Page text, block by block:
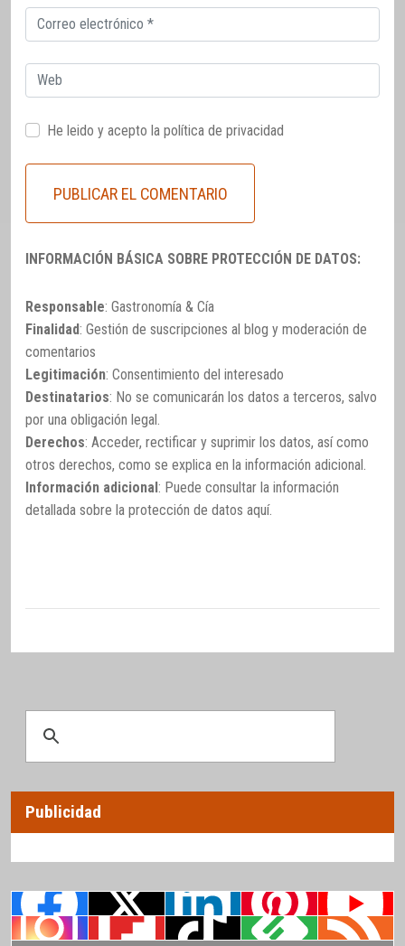
Correo
electrónico
Web
He leido y acepto la política de privacidad
INFORMACIÓN BÁSICA SOBRE PROTECCIÓN DE DATOS:
Responsable: Gastronomía & Cía
Finalidad: Gestión de suscripciones al blog y moderación de
comentarios
Legitimación: Consentimiento del interesado
Destinatarios: No se comunicarán los datos a terceros, salvo
por una obligación legal.
Derechos: Acceder, rectificar y suprimir los datos, así como
otros derechos, como se explica en la información adicional.
Información adicional: Puede consultar la información
detallada sobre la protección de datos aquí.
Publicidad